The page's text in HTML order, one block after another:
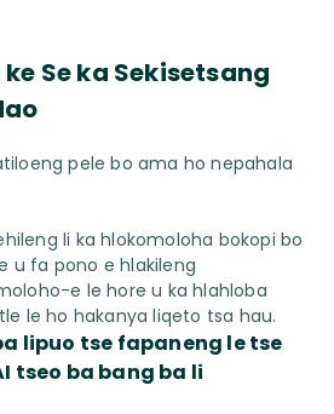
ke Se ka Sekisetsang
pele bo ama ho nepahala
li ka hlokomoloha bokopi bo
u fa pono e hlakileng
e le hore u ka hlahloba
le ho hakanya liqeto tsa hau.
lipuo tse fapaneng le tse
tseo ba bang ba li